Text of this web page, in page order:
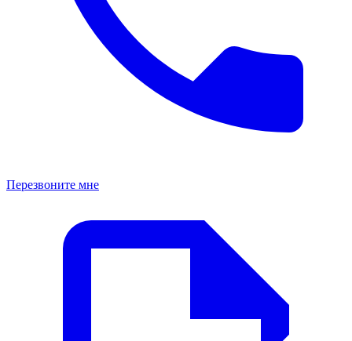
Перезвоните мне